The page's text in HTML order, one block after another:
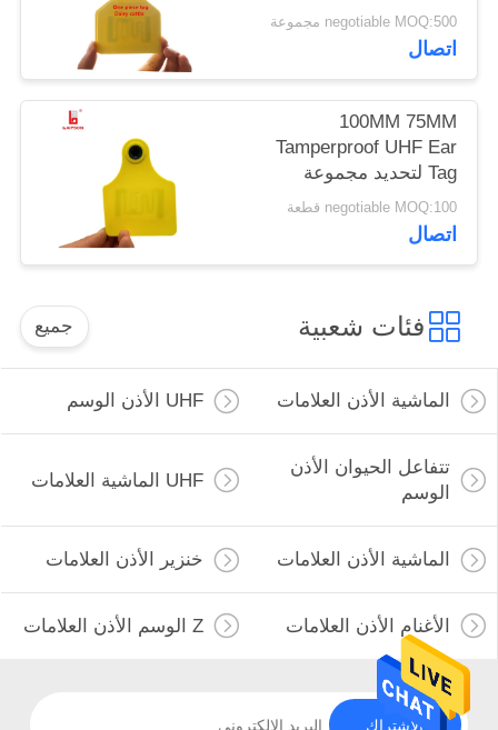
GEN2)
negotiable MOQ:500 مجموعة
اتصال
100MM 75MM
Tamperproof UHF Ear
Tag لتحديد مجموعة
الثروة الحيوانية
negotiable MOQ:100 قطعة
اتصال
فئات شعبية جميع
الماشية الأذن العلامات UHF الأذن الوسم
تتفاعل الحيوان الأذن
الوسم
UHF الماشية العلامات
الماشية الأذن العلامات خنزير الأذن العلامات
الأغنام الأذن العلامات Z الوسم الأذن العلامات
الاشتراك